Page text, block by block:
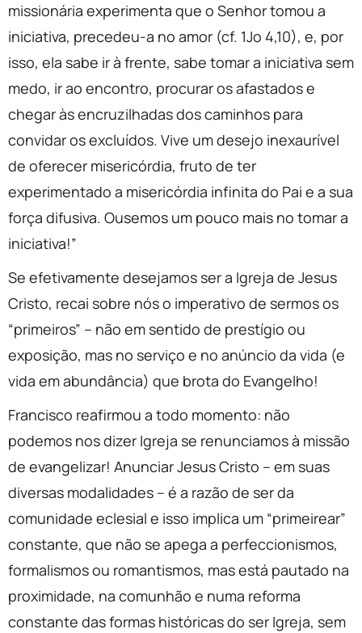
missionária experimenta que o Senhor tomou a
iniciativa, precedeu-a no amor (cf. 1Jo 4,10), e, por
isso, ela sabe ir à frente, sabe tomar a iniciativa sem
medo, ir ao encontro, procurar os afastados e
chegar às encruzilhadas dos caminhos para
convidar os excluídos. Vive um desejo inexaurível
de oferecer misericórdia, fruto de ter
experimentado a misericórdia infinita do Pai e a sua
força difusiva. Ousemos um pouco mais no tomar a
iniciativa!”
Se efetivamente desejamos ser a Igreja de Jesus
Cristo, recai sobre nós o imperativo de sermos os
“primeiros” – não em sentido de prestígio ou
exposição, mas no serviço e no anúncio da vida (e
vida em abundância) que brota do Evangelho!
Francisco reafirmou a todo momento: não
podemos nos dizer Igreja se renunciamos à missão
de evangelizar! Anunciar Jesus Cristo – em suas
diversas modalidades – é a razão de ser da
comunidade eclesial e isso implica um “primeirear”
constante, que não se apega a perfeccionismos,
formalismos ou romantismos, mas está pautado na
proximidade, na comunhão e numa reforma
constante das formas históricas do ser Igreja, sem